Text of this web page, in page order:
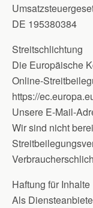
DE 195380384
Streitschlichtung
Die Europäische
Online-
https://
Unsere E-Mail-
Wir sind nicht
Haftung für Inhalte
Als